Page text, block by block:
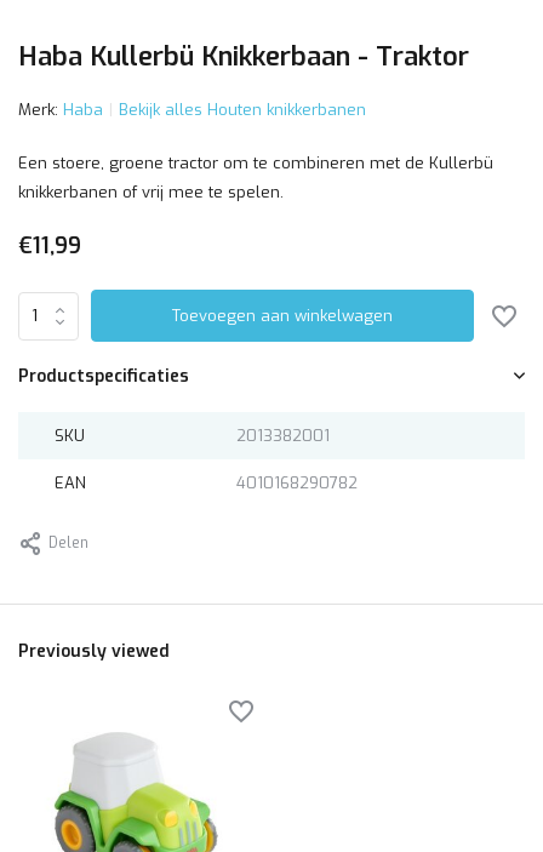
Haba Kullerbü Knikkerbaan - Traktor
Merk: Haba Bekijk alles Houten knikkerbanen
Een stoere, groene tractor om te combineren met de Kullerbü
knikkerbanen of vrij mee te spelen.
€11,99
Toevoegen aan winkelwagen
Productspecificaties
SKU 2013382001
EAN 4010168290782
Delen
Previously viewed